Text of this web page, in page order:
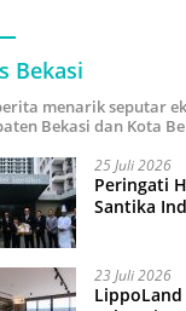
Bekasi
menarik seputar
Bekasi dan Kota
25 Juli 2026
Peringati
Santika
23 Juli 2026
LippoLand